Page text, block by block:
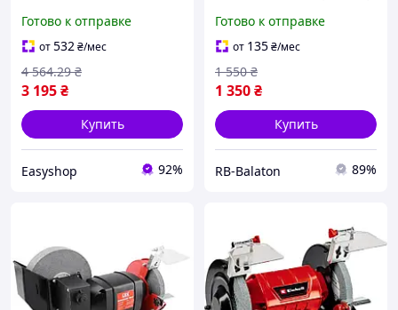
точильный станок /
Двойная шлифовальная
машина
Готово к отправке
от532₴/мес
3 195₴
4 564.29 ₴
Купить
Easyshop 92%
Готово к отправке
от 135₴/мес
1 350₴
1 550 ₴
Купить
RB-Balaton 89%